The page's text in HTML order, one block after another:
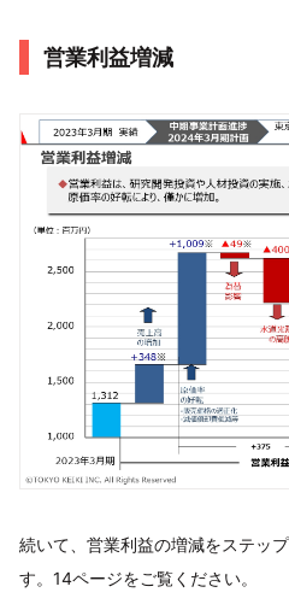
営業利益増減
続いて、営業利益の増減をステッ
す。14ページをご覧ください。